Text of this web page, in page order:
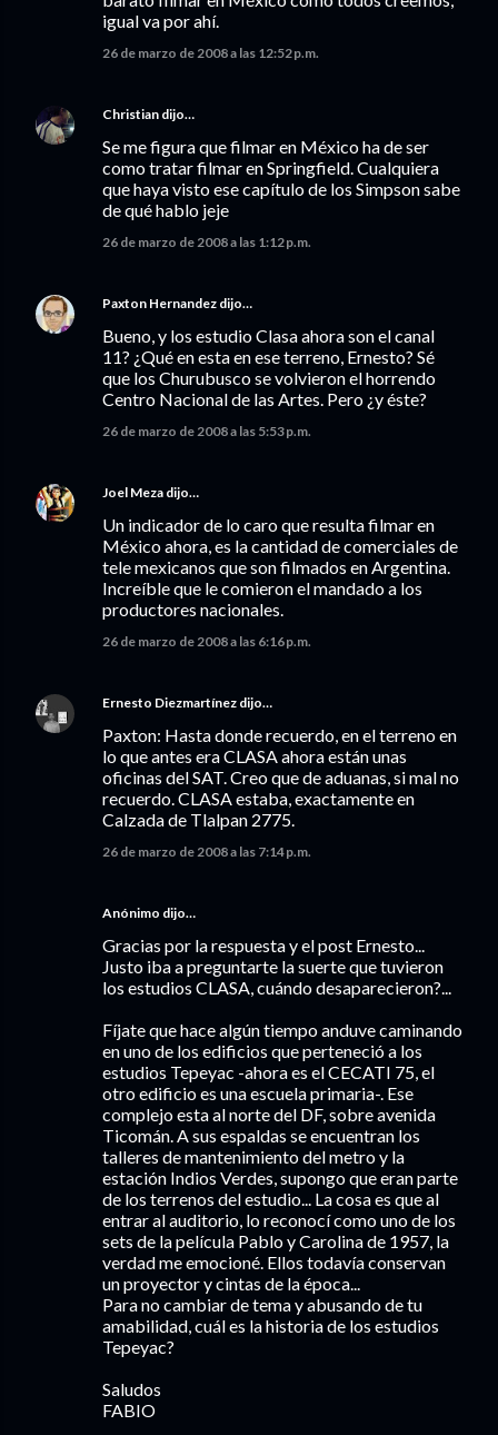
igual va por ahí.
26 de marzo de 2008 a las 12:52 p.m.
Christian dijo…
Se me figura que filmar en México ha de ser
como tratar filmar en Springfield. Cualquiera
que haya visto ese capítulo de los Simpson sabe
de qué hablo jeje
26 de marzo de 2008 a las 1:12 p.m.
Paxton Hernandez dijo…
Bueno, y los estudio Clasa ahora son el canal
11? ¿Qué en esta en ese terreno, Ernesto? Sé
que los Churubusco se volvieron el horrendo
Centro Nacional de las Artes. Pero ¿y éste?
26 de marzo de 2008 a las 5:53 p.m.
Joel Meza dijo…
Un indicador de lo caro que resulta filmar en
México ahora, es la cantidad de comerciales de
tele mexicanos que son filmados en Argentina.
Increíble que le comieron el mandado a los
productores nacionales.
26 de marzo de 2008 a las 6:16 p.m.
Ernesto Diezmartínez dijo…
Paxton: Hasta donde recuerdo, en el terreno en
lo que antes era CLASA ahora están unas
oficinas del SAT. Creo que de aduanas, si mal no
recuerdo. CLASA estaba, exactamente en
Calzada de Tlalpan 2775.
26 de marzo de 2008 a las 7:14 p.m.
Anónimo dijo…
Gracias por la respuesta y el post Ernesto...
Justo iba a preguntarte la suerte que tuvieron
los estudios CLASA, cuándo desaparecieron?...
Fíjate que hace algún tiempo anduve caminando
en uno de los edificios que perteneció a los
estudios Tepeyac -ahora es el CECATI 75, el
otro edificio es una escuela primaria-. Ese
complejo esta al norte del DF, sobre avenida
Ticomán. A sus espaldas se encuentran los
talleres de mantenimiento del metro y la
estación Indios Verdes, supongo que eran parte
de los terrenos del estudio... La cosa es que al
entrar al auditorio, lo reconocí como uno de los
sets de la película Pablo y Carolina de 1957, la
verdad me emocioné. Ellos todavía conservan
un proyector y cintas de la época...
Para no cambiar de tema y abusando de tu
amabilidad, cuál es la historia de los estudios
Tepeyac?
Saludos
FABIO